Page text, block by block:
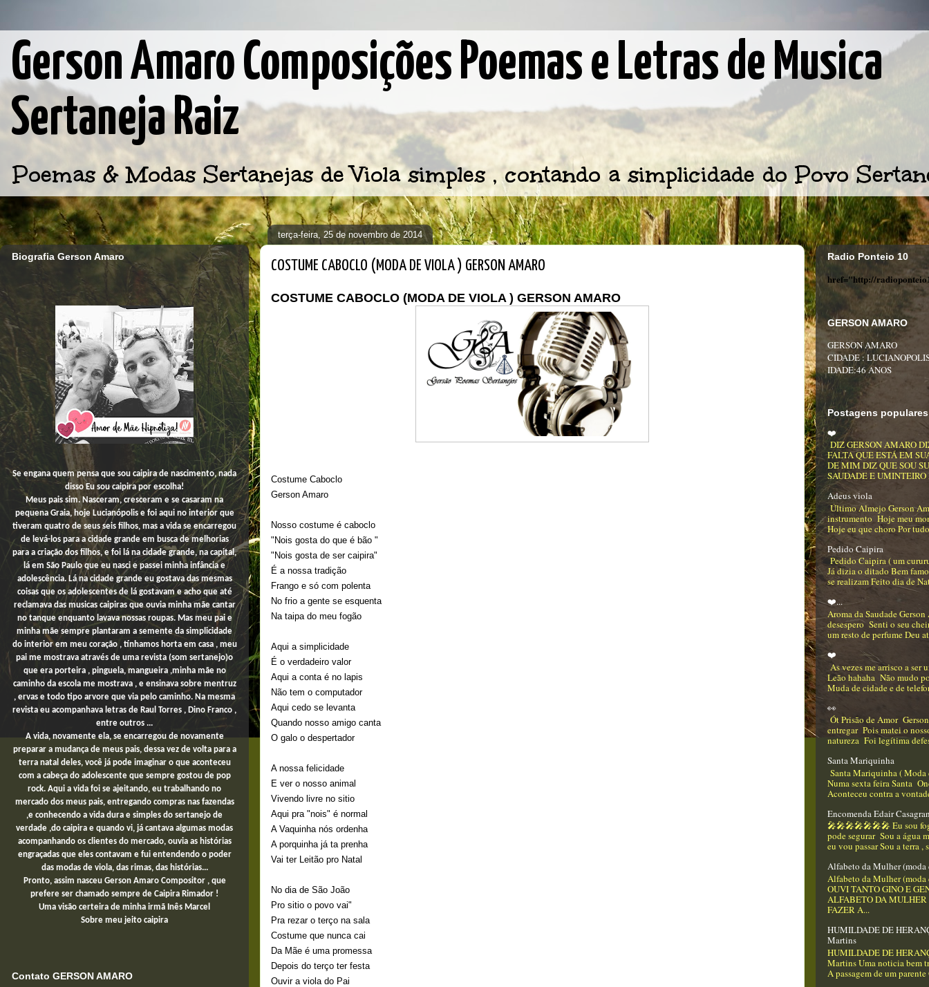
Gerson Amaro Composições Poemas e Letras de Musica
Sertaneja Raiz
Poemas & Modas Sertanejas de Viola simples , contando a simplicidade do Povo
terça-feira, 25 de novembro de 2014
COSTUME CABOCLO (MODA DE VIOLA ) GERSON AMARO
COSTUME CABOCLO (MODA DE VIOLA ) GERSON AMARO
Costume Caboclo
Gerson Amaro
Nosso costume é caboclo
"Nois gosta do que é bão "
"Nois gosta de ser caipira"
É a nossa tradição
Frango e só com polenta
No frio a gente se esquenta
Na taipa do meu fogão
Aqui a simplicidade
É o verdadeiro valor
Aqui a conta é no lapis
Não tem o computador
Aqui cedo se levanta
Quando nosso amigo canta
O galo o despertador
A nossa felicidade
E ver o nosso animal
Vivendo livre no sitio
Aqui pra "nois" é normal
A Vaquinha nós ordenha
A porquinha já ta prenha
Vai ter Leitão pro Natal
No dia de São João
Pro sitio o povo vai"
Pra rezar o terço na sala
Costume que nunca cai
Da Mãe é uma promessa
Depois do terço ter festa
Ouvir a viola do Pai
Biografia Gerson Amaro
Se engana quem pensa que sou caipira de nascimento, nada
dissoEu sou caipira por escolha!
Meus pais sim. Nasceram, cresceram e se casaram na
pequena Graia, hoje Lucianópolis e foi aqui no interior que
tiveram quatro de seus seis filhos, mas a vida se encarregou
de levá-los para a cidade grande em busca de melhorias
para a criação dos filhos, e foi lá na cidade grande, na capital,
lá em São Paulo que eu nasci e passei minha infância e
adolescência. Lá na cidade grande eu gostava das mesmas
coisas que os adolescentes de lá gostavam e acho que até
reclamava das musicas caipiras que ouvia minha mãe cantar
no tanque enquanto lavava nossas roupas. Mas meu pai e
minha mãe sempre plantaram a semente da simplicidade
do interior em meu coração , tínhamos horta em casa , meu
pai me mostrava através de uma revista (som sertanejo)o
que era porteira , pinguela, mangueira ,minha mãe no
caminho da escola me mostrava , e ensinava sobre mentruz
, ervas e todo tipo arvore que via pelo caminho. Na mesma
revista eu acompanhava letras de Raul Torres , Dino Franco ,
entre outros ...
A vida, novamente ela, se encarregou de novamente
preparar a mudança de meus pais, dessa vez de volta para a
terra natal deles, você já pode imaginar o que aconteceu
com a cabeça do adolescente que sempre gostou de pop
rock. Aqui a vida foi se ajeitando, eu trabalhando no
mercado dos meus pais, entregando compras nas fazendas
,e conhecendo a vida dura e simples do sertanejo de
verdade ,do caipira e quando vi, já cantava algumas modas
acompanhando os clientes do mercado, ouvia as histórias
engraçadas que eles contavam e fui entendendo o poder
das modas de viola, das rimas, das histórias...
Pronto, assim nasceu Gerson Amaro Compositor , que
prefere ser chamado sempre de Caipira Rimador !
Uma visão certeira de minha irmã Inês Marcel
Sobre meu jeito caipira
Contato GERSON AMARO
Radio Ponteio 10
href="http://
GERSON AMARO
GERSON AMARO
CIDADE :
IDADE:46 ANOS
Postagens populares
❤️
DIZ GERSON AMARO
FALTA QUE ESTÁ EM
DE MIM DIZ QUE SOU
SAUDADE E UMINTEIRO
Adeus viola
Último Almejo Gerson
instrumento Hoje meu
Hoje eu que choro Por
Pedido Caipira
Pedido Caipira ( um
Já dizia o ditado Bem
se realizam Feito dia de
❤️...
Aroma da Saudade
desespero Senti o seu
um resto de perfume Deu
❤️
As vezes me arrisco a ser
Leão hahaha Não mudo
Muda de cidade e de
👀
Ót Prisão de Amor
entregar Pois matei o
natureza Foi legítima
Santa Mariquinha
Santa Mariquinha (
Numa sexta feira Santa
Aconteceu contra a
Encomenda Edair
🎤🎤🎤🎤🎤🎤🎤 Eu sou
pode segurar Sou a água
eu vou passar Sou a terra ,
Alfabeto da Mulher
Alfabeto da Mulher
OUVI TANTO GINO E
ALFABETO DA
FAZER A...
HUMILDADE DE
Martins
HUMILDADE DE
Martins Uma noticia bem
A passagem de um